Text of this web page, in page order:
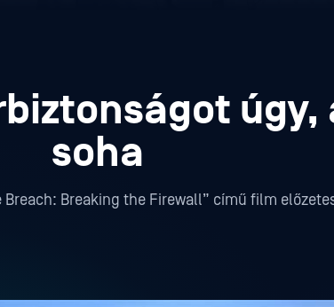
úgy,
soha
Breach: Breaking the Firewall” című film